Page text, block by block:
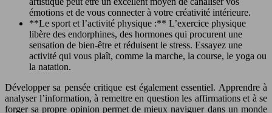
émotions et de vous connecter à votre créativité intérieure.
**Le sport et l’activité physique :** L’exercice physique
libère des endorphines, des hormones qui procurent une
sensation de bien-être et réduisent le stress. Essayez une
activité qui vous plaît, comme la marche, la course, le yoga ou
la natation.
Développer sa pensée critique est également essentiel. Apprendre à
analyser l’information, à remettre en question les affirmations et à se
forger sa propre opinion permet de mieux naviguer dans un monde